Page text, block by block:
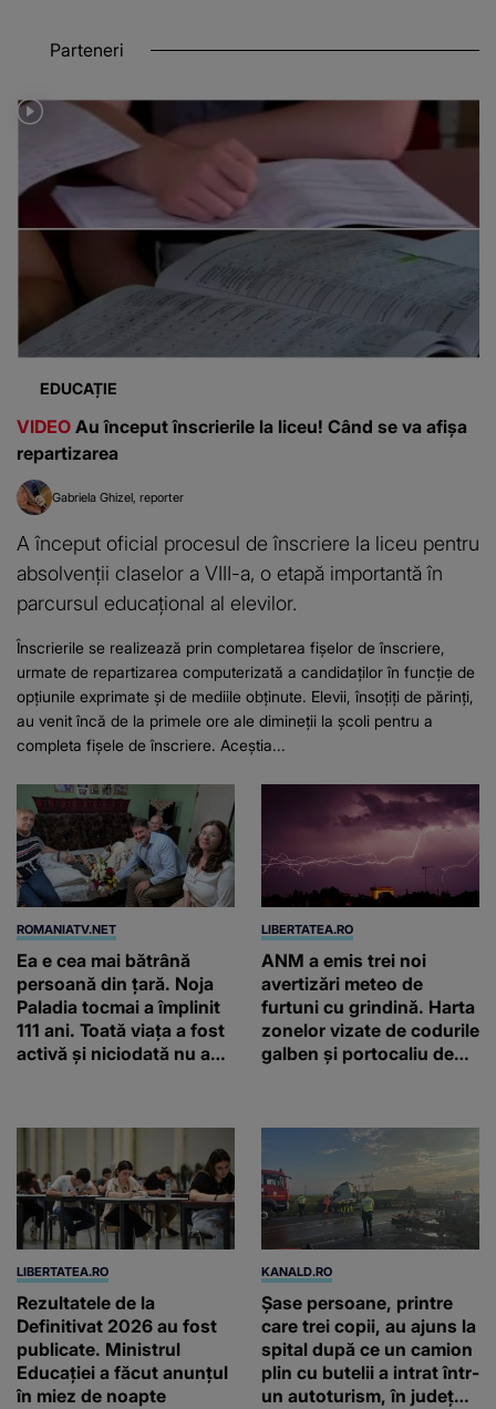
EDUCAȚIE
VIDEO
Au început înscrierile la liceu! Când se va afișa
repartizarea
Gabriela Ghizel
A început oficial procesul de înscriere la liceu pentru
absolvenții claselor a VIII-a, o etapă importantă în
parcursul educațional al elevilor.
Înscrierile se realizează prin completarea fișelor de înscriere,
urmate de repartizarea computerizată a candidaților în funcție de
opțiunile exprimate și de mediile obținute. Elevii, însoțiți de părinți,
completa fișele de înscriere. Aceștia...
ROMANIATV.NET
Ea e cea mai bătrână
persoană din țară. Noja
Paladia tocmai a împlinit
111 ani. Toată viața a fost
activă și niciodată nu a
consumat carne și
prăjituri din comerț: Dacă
va vrea Dumnezeu, ne
vedem și anul viitor!
ANM a emis trei noi
avertizări meteo de
furtuni cu grindină. Harta
zonelor vizate de codurile
galben și portocaliu de
vreme extremă
LIBERTATEA.RO
Rezultatele de la
Definitivat 2026 au fost
publicate. Ministrul
Educației a făcut anunțul
în miez de noapte
KANALD.RO
Șase persoane, printre
care trei copii, au ajuns la
spital după ce un camion
plin cu butelii a intrat într-
un autoturism, în județul
Neamț